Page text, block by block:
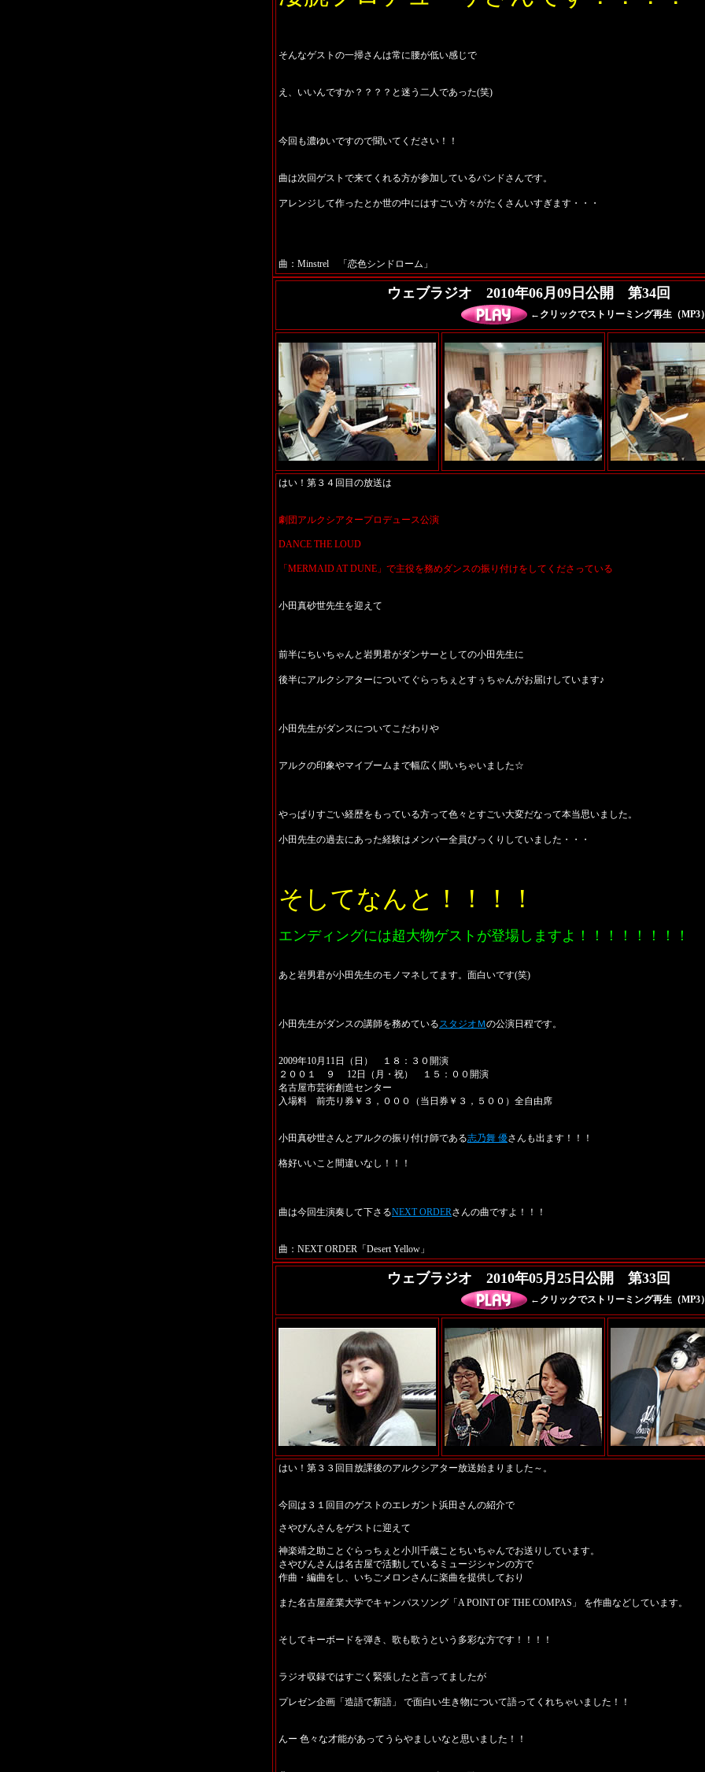
そんなゲストの一掃さんは常に腰が低い感じで
え、いいんですか？？？？と迷う二人であった(笑)
今回も濃ゆいですので聞いてください！！
曲は次回ゲストで来てくれる方が参加しているバンドさんです。
アレンジして作ったとか世の中にはすごい方々がたくさんいすぎます・・・
曲：Minstrel 「恋色シンドローム」
ウェブラジオ 2010年06月09日公開 第34回
←クリックでストリーミング再生（MP3
はい！第３４回目の放送は
劇団アルクシアタープロデュース公演
DANCE THE LOUD
「MERMAID AT DUNE」で主役を務めダンスの振り付けをしてくださっている
小田真砂世先生を迎えて
前半にちいちゃんと岩男君がダンサーとしての小田先生に
後半にアルクシアターについてぐらっちぇとすぅちゃんがお届けしています♪
小田先生がダンスについてこだわりや
アルクの印象やマイブームまで幅広く聞いちゃいました☆
やっぱりすごい経歴をもっている方って色々とすごい大変だなって本当思いました。
小田先生の過去にあった経験はメンバー全員びっくりしていました・・・
そしてなんと！！！！
エンディングには超大物ゲストが登場しますよ！！！！！！！！
あと岩男君が小田先生のモノマネしてます。面白いです(笑)
小田先生がダンスの講師を務めているスタジオＭの公演日程です。
2009年10月11日（日） １８：３０開演
２００１ ９ 12日（月・祝） １５：００開演
名古屋市芸術創造センター
入場料 前売り券￥３，０００（当日券￥３，５００）全自由席
小田真砂世さんとアルクの振り付け師である志乃舞 優さんも出ます！！！
格好いいこと間違いなし！！！
曲は今回生演奏して下さるNEXT ORDERさんの曲ですよ！！！
曲：NEXT ORDER「Desert Yellow」
ウェブラジオ 2010年05月25日公開 第33回
←クリックでストリーミング再生（MP3
はい！第３３回目放課後のアルクシアター放送始まりました～。
今回は３１回目のゲストのエレガント浜田さんの紹介で
さやぴんさんをゲストに迎えて
神楽靖之助ことぐらっちぇと小川千歳ことちいちゃんでお送りしています。
さやぴんさんは名古屋で活動しているミュージシャンの方で
作曲・編曲をし、いちごメロンさんに楽曲を提供しており
また名古屋産業大学でキャンパスソング「A POINT OF THE COMPAS」 を作曲などしています。
そしてキーボードを弾き、歌も歌うという多彩な方です！！！！
ラジオ収録ではすごく緊張したと言ってましたが
プレゼン企画「造語で新語」 で面白い生き物について語ってくれちゃいました！！
んー 色々な才能があってうらやましいなと思いました！！